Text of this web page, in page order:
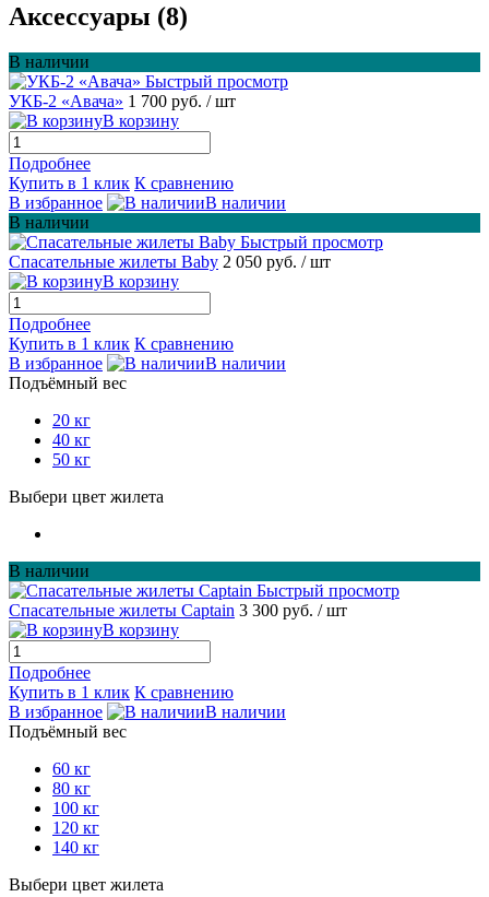
Аксессуары (8)
В наличии
Быстрый просмотр
УКБ-2 «Авача» 1 700 руб. / шт
В корзину
Подробнее
Купить в 1 клик К сравнению
В избранное
В наличии
В наличии
Быстрый просмотр
Спасательные жилеты Baby 2 050 руб. / шт
В корзину
Подробнее
Купить в 1 клик К сравнению
В избранное
В наличии
Подъёмный вес
20 кг
40 кг
50 кг
Выбери цвет жилета
В наличии
Быстрый просмотр
Спасательные жилеты Captain 3 300 руб. / шт
В корзину
Подробнее
Купить в 1 клик К сравнению
В избранное
В наличии
Подъёмный вес
60 кг
80 кг
100 кг
120 кг
140 кг
Выбери цвет жилета